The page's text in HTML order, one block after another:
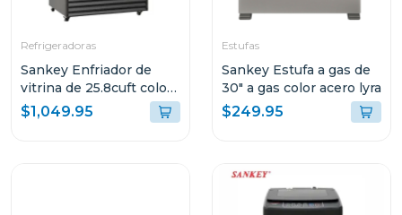
Refrigeradoras
Sankey Enfriador de
vitrina de 25.8cuft color
negra rfd3563
$1,049.95
Estufas
Sankey Estufa a gas de
30" a gas color acero lyra
$249.95